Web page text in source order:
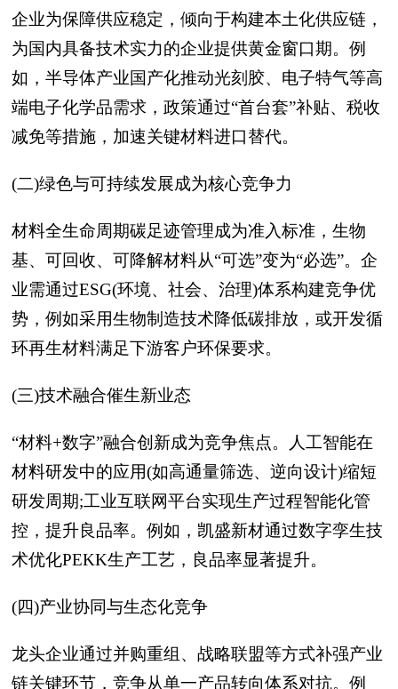
企业为保障供应稳定，倾向于构建本土化供应链，
为国内具备技术实力的企业提供黄金窗口期。例
如，半导体产业国产化推动光刻胶、电子特气等高
端电子化学品需求，政策通过“首台套”补贴、税收
减免等措施，加速关键材料进口替代。
(二)绿色与可持续发展成为核心竞争力
材料全生命周期碳足迹管理成为准入标准，生物
基、可回收、可降解材料从“可选”变为“必选”。企
业需通过ESG(环境、社会、治理)体系构建竞争优
势，例如采用生物制造技术降低碳排放，或开发循
环再生材料满足下游客户环保要求。
(三)技术融合催生新业态
“材料+数字”融合创新成为竞争焦点。人工智能在
材料研发中的应用(如高通量筛选、逆向设计)缩短
研发周期;工业互联网平台实现生产过程智能化管
控，提升良品率。例如，凯盛新材通过数字孪生技
术优化PEKK生产工艺，良品率显著提升。
(四)产业协同与生态化竞争
龙头企业通过并购重组、战略联盟等方式补强产业
链关键环节，竞争从单一产品转向体系对抗。例